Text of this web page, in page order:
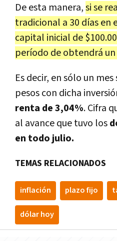
De esta manera,si se
tradicional a 30 días en
capital inicial de
período de obtendrá
Es decir, en sólo un
pesos con dicha
renta de 3,04%. Cifra
al avance que tuvo los
en todo julio.
TEMAS RELACIONADOS
inflación plazo fijo
dólar hoy